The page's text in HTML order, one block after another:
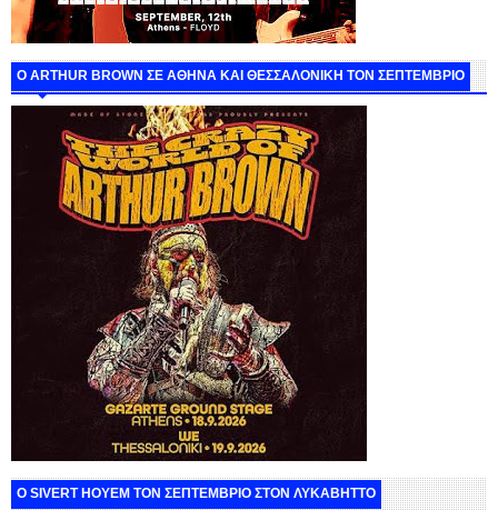
O ARTHUR BROWN ΣΕ ΑΘΗΝΑ ΚΑΙ ΘΕΣΣΑΛΟΝΙΚΗ ΤΟΝ ΣΕΠΤΕΜΒΡΙΟ
Ο SIVERT HOYEM ΤΟΝ ΣΕΠΤΕΜΒΡΙΟ ΣΤΟΝ ΛΥΚΑΒΗΤΤΟ